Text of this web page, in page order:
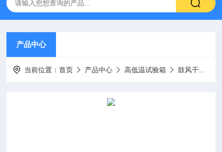
产品中心
当前位置：首页 产品中心 高低温试验箱 鼓风干燥箱